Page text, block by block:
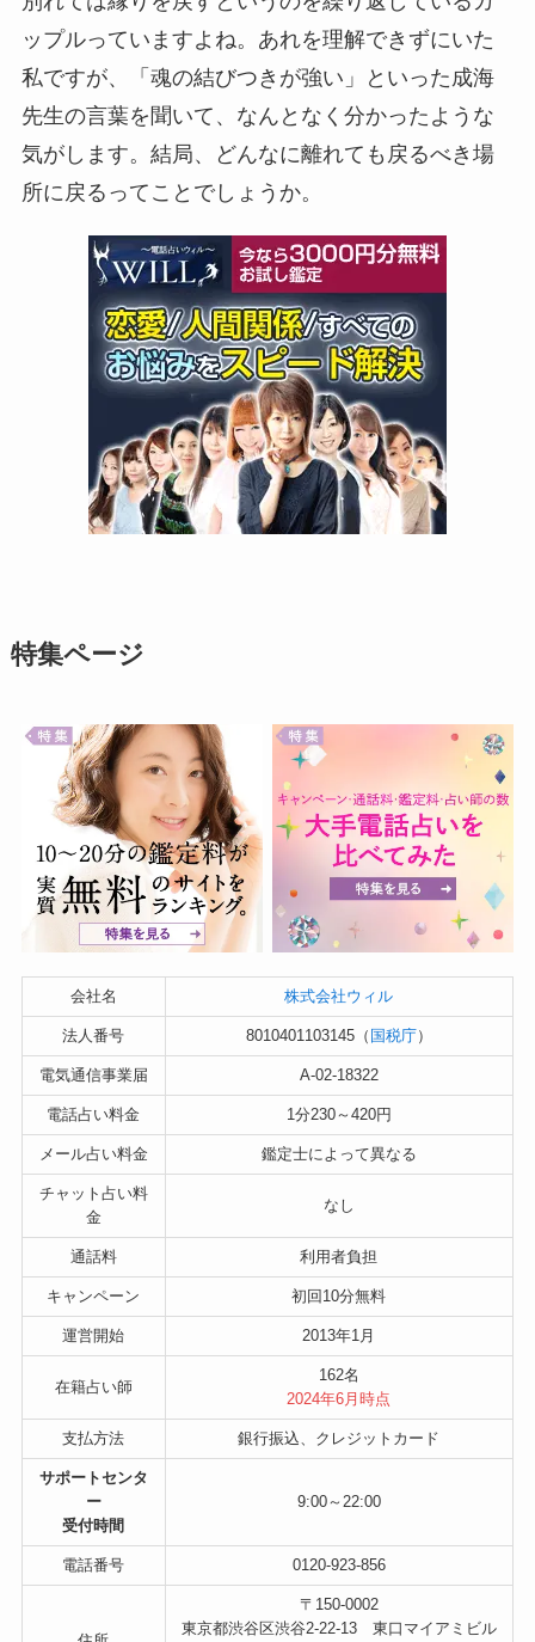
ップルっていますよね。あれを理解できずにいた
私ですが、「魂の結びつきが強い」といった成海
先生の言葉を聞いて、なんとなく分かったような
気がします。結局、どんなに離れても戻るべき場
所に戻るってことでしょうか。
特集ページ
会社名 株式会社ウィル
法人番号 8010401103145（ 国税庁）
電気通信事業届 A-02-18322
電話占い料金 1分230～420円
メール占い料金 鑑定士によって異なる
チャット占い料
金
なし
通話料 利用者負担
キャンペーン 初回10分無料
運営開始 2013年1月
在籍占い師
162名
2024年6月時点
支払方法 銀行振込、クレジットカード
サポートセンタ
ー
受付時間
9:00～22:00
電話番号 0120-923-856
〒150‐0002
東京都渋谷区渋谷2-22-13 東口マイアミビル